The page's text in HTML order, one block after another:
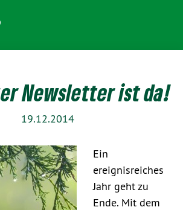
Newsletter ist da!
19.12.2014
Ein
ereignisreiches
Jahr geht zu
Ende. Mit dem